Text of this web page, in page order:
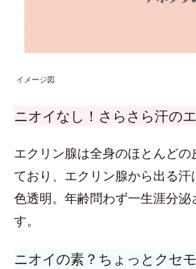
イメージ図
ニオイなし！さらさら汗の
エクリン腺は全身のほとんどの
ており、エクリン腺から出る
色透明。年齢問わず一生涯分
す。
ニオイの素？ちょっとクセ